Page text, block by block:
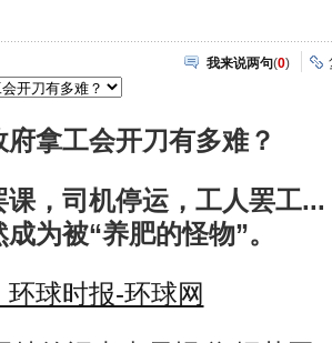
我来说两句(0)
府拿工会开刀有多难？
司机停运，工人罢工...
为被“养肥的怪物”。
环球时报-环球网